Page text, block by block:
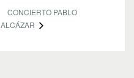
CONCIERTO PABLO
ALCÁZAR